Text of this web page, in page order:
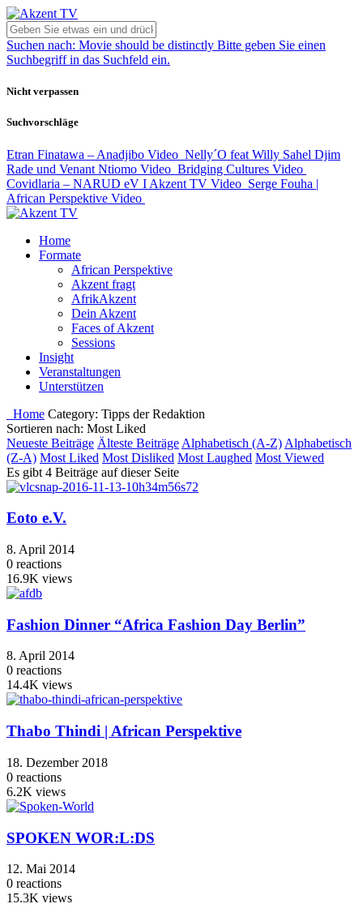
Suchen nach: Movie should be distinctly Bitte geben Sie einen
Suchbegriff in das Suchfeld ein.
Nicht verpassen
Suchvorschläge
Etran Finatawa – Anadjibo Video Nelly´O feat Willy Sahel Djim
Rade und Venant Ntiomo Video Bridging Cultures Video
Covidlaria – NARUD eV I Akzent TV Video Serge Fouha |
African Perspektive Video
Home
Formate
African Perspektive
Akzent fragt
AfrikAkzent
Dein Akzent
Faces of Akzent
Sessions
Insight
Veranstaltungen
Unterstützen
Home Category: Tipps der Redaktion
Sortieren nach: Most Liked
Neueste Beiträge Älteste Beiträge Alphabetisch (A-Z) Alphabetisch
(Z-A) Most Liked Most Disliked Most Laughed Most Viewed
Es gibt 4 Beiträge auf dieser Seite
Eoto e.V.
8. April 2014
0 reactions
16.9K views
Fashion Dinner “Africa Fashion Day Berlin”
8. April 2014
0 reactions
14.4K views
Thabo Thindi | African Perspektive
18. Dezember 2018
0 reactions
6.2K views
SPOKEN WOR:L:DS
12. Mai 2014
0 reactions
15.3K views